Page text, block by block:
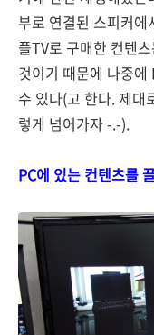
부로 연결된 스피커
플TV로 구매한 컨텐
것이기 때문에 나중
수 있다(고 한다. 제대
렇게 넘어가자 -.-).
PC에 있는 컨텐츠를